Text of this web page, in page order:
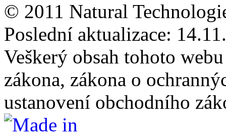
© 2011 Natural
Poslední aktualizace:
Veškerý obsah tohoto
zákona, zákona o
ustanovení obchodního